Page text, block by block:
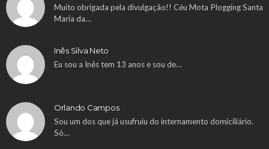
Muito obrigada pela divulgação!! Céu Mota Plogging Santa
Maria da…
Inês Silva Neto
Eu sou a Inês tem 13 anos e sou de…
Orlando Campos
Sou um dos que já usufruiu do internamento domiciliário.
Só…